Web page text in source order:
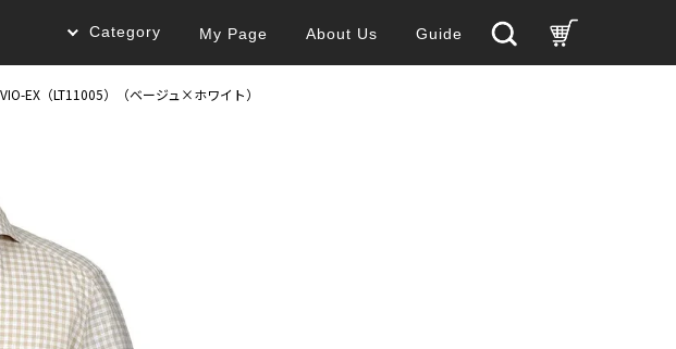
Category My Page About Us Guide
EX（LT11005）（ベージュ×ホワイト）